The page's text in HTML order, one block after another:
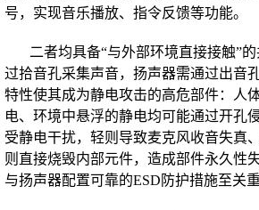
号，实现音乐播放、指令反馈等功能。
二者均具备“与外部环境直接接触”
过拾音孔采集声音，扬声器需通过出音
特性使其成为静电攻击的高危部件：人
电、环境中悬浮的静电均可能通过开孔
受静电干扰，轻则导致麦克风收音失真
则直接烧毁内部元件，造成部件永久性
与扬声器配置可靠的ESD防护措施至关重